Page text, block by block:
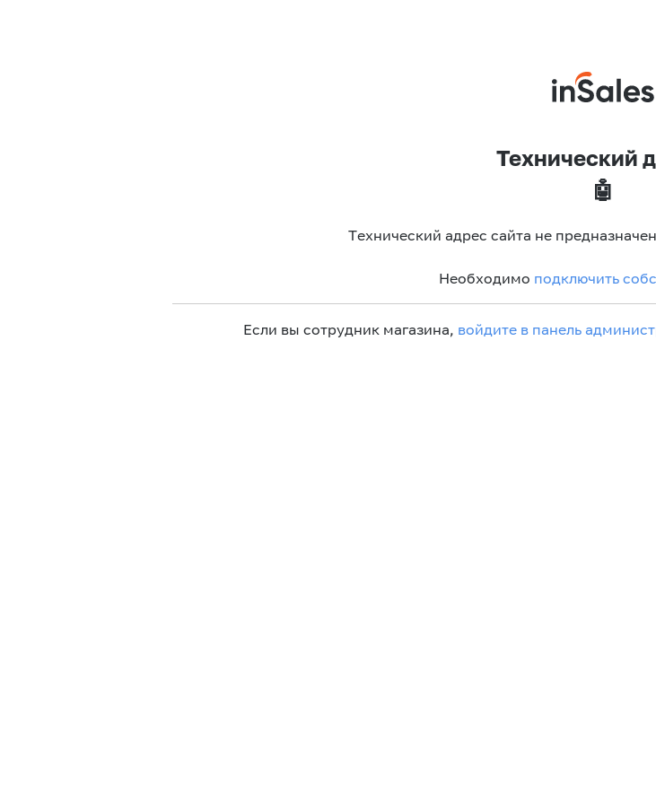
Технический
🤖
Технический адрес сайта не
Необходимо подключить
Если вы сотрудник магазина, войдите в панель